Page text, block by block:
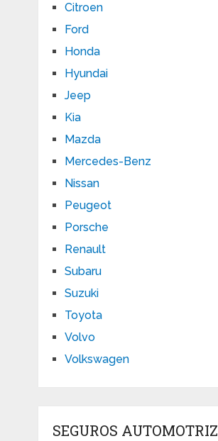
Citroen
Ford
Honda
Hyundai
Jeep
Kia
Mazda
Mercedes-Benz
Nissan
Peugeot
Porsche
Renault
Subaru
Suzuki
Toyota
Volvo
Volkswagen
SEGUROS AUTOMOTRIZ